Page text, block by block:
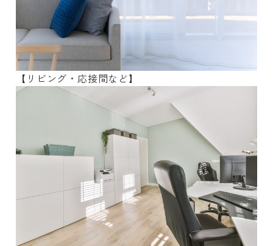
【リビング・応接間など】